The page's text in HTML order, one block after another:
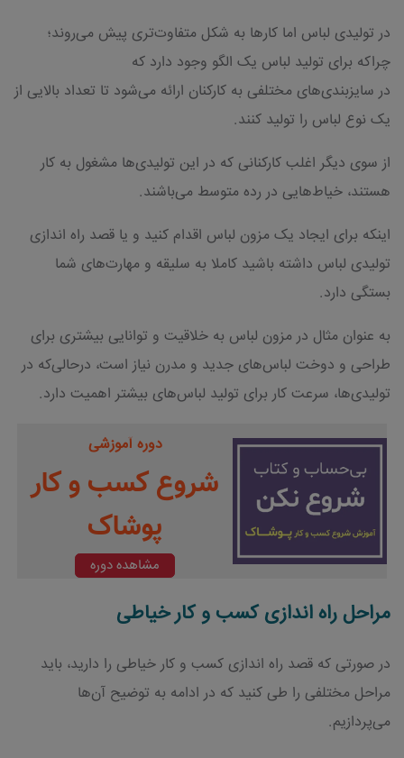
در تولیدی لباس اما کارها به شکل متفاوت‌تری پیش می‌روند؛
چراکه برای تولید لباس یک الگو وجود دارد که
در سایزبندی‌های مختلفی به کارکنان ارائه می‌شود تا تعداد بالایی از
یک نوع لباس را تولید کنند.
از سوی دیگر اغلب کارکنانی که در این تولیدی‌ها مشغول به کار
هستند، خیاط‌هایی در رده متوسط می‌باشند.
اینکه برای ایجاد یک مزون لباس اقدام کنید و یا قصد راه اندازی
تولیدی لباس داشته باشید کاملا به سلیقه و مهارت‌های شما
بستگی دارد.
به عنوان مثال در مزون لباس به خلاقیت و توانایی بیشتری برای
طراحی و دوخت لباس‌های جدید و مدرن نیاز است، درحالی‌که در
تولیدی‌ها، سرعت کار برای تولید لباس‌های بیشتر اهمیت دارد.
دوره آموزشی
شروع کسب و کار
پوشاک
مشاهده دوره
مراحل راه اندازی کسب و کار خیاطی
در صورتی که قصد راه اندازی کسب و کار خیاطی را دارید، باید
مراحل مختلفی را طی کنید که در ادامه به توضیح آن‌ها
می‌پردازیم.